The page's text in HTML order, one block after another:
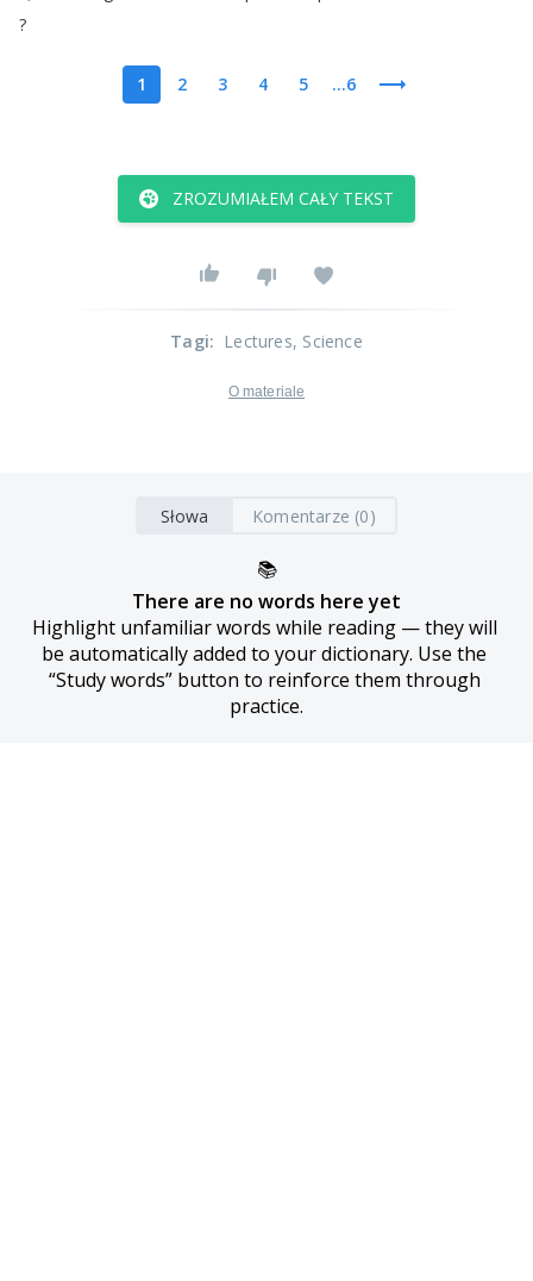
?
1 2 3 4 5 ...6
ZROZUMIAŁEM CAŁY TEKST
Tagi: Lectures, Science
O materiale
Słowa Komentarze (0)
📚
There are no words here yet
Highlight unfamiliar words while reading — they will
be automatically added to your dictionary. Use the
“Study words” button to reinforce them through
practice.